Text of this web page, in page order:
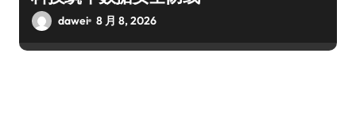
dawei 8 月 8, 2026